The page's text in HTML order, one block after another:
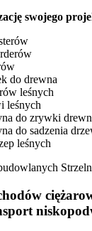
swojego
do drewna
leśnych
leśnych
do zrywki
do sadzenia
leśnych